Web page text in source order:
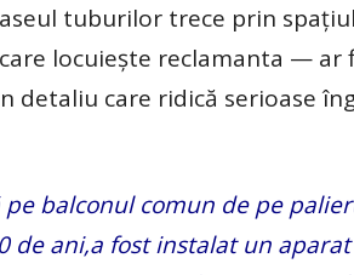
tuburilor trece prin
locuiește reclamanta — ar
detaliu care ridică serioase
balconul comun de pe
de ani,a fost instalat un